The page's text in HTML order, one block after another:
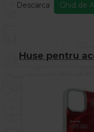
Descarca Ghid de
Huse pentru